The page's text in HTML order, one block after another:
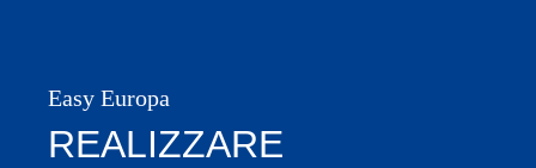
Easy Europa
REALIZZARE